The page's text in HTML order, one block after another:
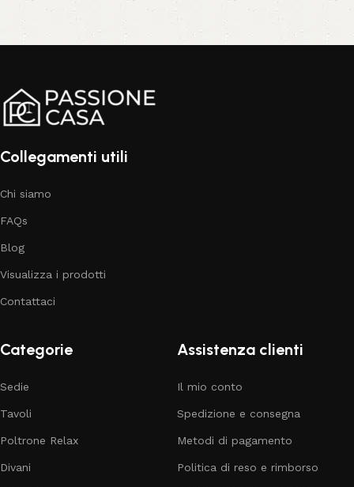
Collegamenti utili
Chi siamo
FAQs
Blog
Visualizza i prodotti
Contattaci
Categorie
Sedie
Tavoli
Poltrone Relax
Divani
Assistenza clienti
Il mio conto
Spedizione e consegna
Metodi di pagamento
Politica di reso e rimborso